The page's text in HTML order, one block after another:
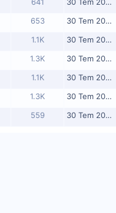
653 30 Tem 2026
1.1K 30 Tem 2026
1.3K 30 Tem 2026
1.1K 30 Tem 2026
1.3K 30 Tem 2026
559 30 Tem 2026